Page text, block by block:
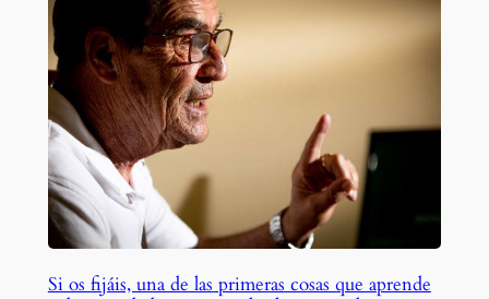
Si os fijáis, una de las primeras cosas que aprende